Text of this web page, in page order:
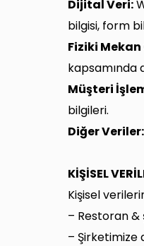
Dijital Veri:
bilgisi, form
Fiziki
kapsamında
Müşteri
bilgileri.
Diğer Veriler:
KİŞİSEL
Kişisel
– Restoran &
– Şirketimize